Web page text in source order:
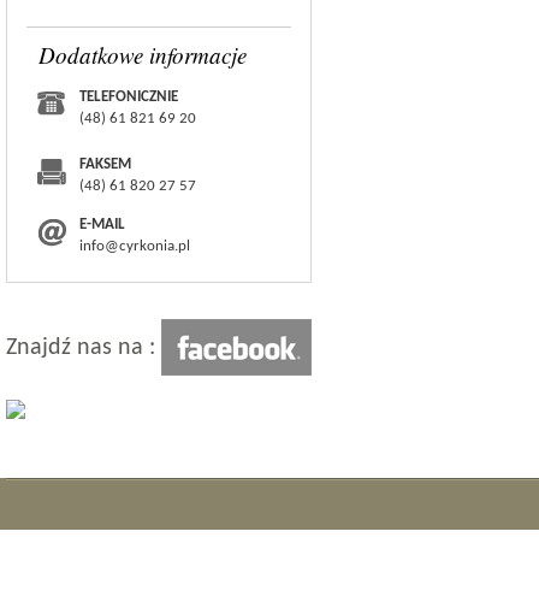
Dodatkowe informacje
TELEFONICZNIE
(48) 61 821 69 20
FAKSEM
(48) 61 820 27 57
E-MAIL
info@cyrkonia.pl
Znajdź nas na :